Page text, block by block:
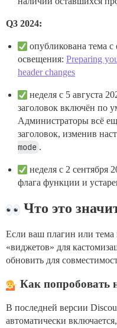
Q3 2024:
опубликована тема
освещения: Preparing
header changes
неделя с 5 августа
заголовок включён по
Администраторы всё
заголовок, изменив
mode .
неделя с 2 сентября
флага функции и
Что это
Если ваш плагин или тема
«виджетов» для
обновить для
Как попробовать
В последней версии
автоматически